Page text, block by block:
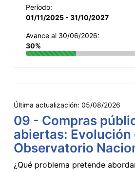
Período:
01/11/2025 - 31/10/2027
Avance al 30/06/2026:
30%
Última actualización: 05/08/2026
09 - Compras
abiertas: Evolución
Observatorio
¿Qué problema pretende